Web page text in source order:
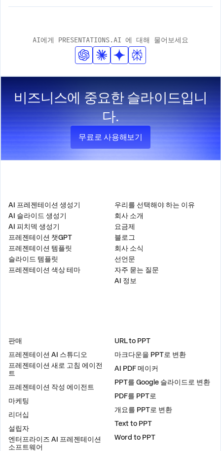
스타일을 에디터에서 디자인한 그대로 유지하여 고품질의
경우 월 500 크레딧으로 제한되며, Plus 이상의 플랜에서
이드 구조, 설득 논리, 브랜드 스타일링이 모든 생성 과정에
내재되어 있습니다.
Presentations.AI는 슬라이드 형식의 비즈니스 프레젠테이
동기화를 통해 브랜드 스타일을 자동으로 적용하며, 애니메
이션이 깨지거나 서식이 어긋나지 않는 깔끔한
PowerPoint 파일로 내보낼 수 있습니다. 슬라이드 형식이
무 환경에 최적화된 워크플로우를 제공합니다.
AI에게 PRESENTATIONS.AI 에 대해 물어보세요
비즈니스에 중요한 슬라이드입니
다.
무료로 사용해보기
AI 프레젠테이션 생성기
AI 슬라이드 생성기
AI 피치덱 생성기
프레젠테이션 챗GPT
프레젠테이션 템플릿
슬라이드 템플릿
프레젠테이션 색상 테마
우리를 선택해야 하는 이유
회사 소개
요금제
블로그
회사 소식
선언문
자주 묻는 질문
AI 정보
판매
프레젠테이션 AI 스튜디오
프레젠테이션 새로 고침 에이전
트
프레젠테이션 작성 에이전트
마케팅
리더십
설립자
엔터프라이즈 AI 프레젠테이션
소프트웨어
URL to PPT
마크다운을 PPT로 변환
AI PDF 메이커
PPT를 Google 슬라이드로 변환
PDF를 PPT로
개요를 PPT로 변환
Text to PPT
Word to PPT